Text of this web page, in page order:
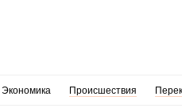
Экономика Происшествия